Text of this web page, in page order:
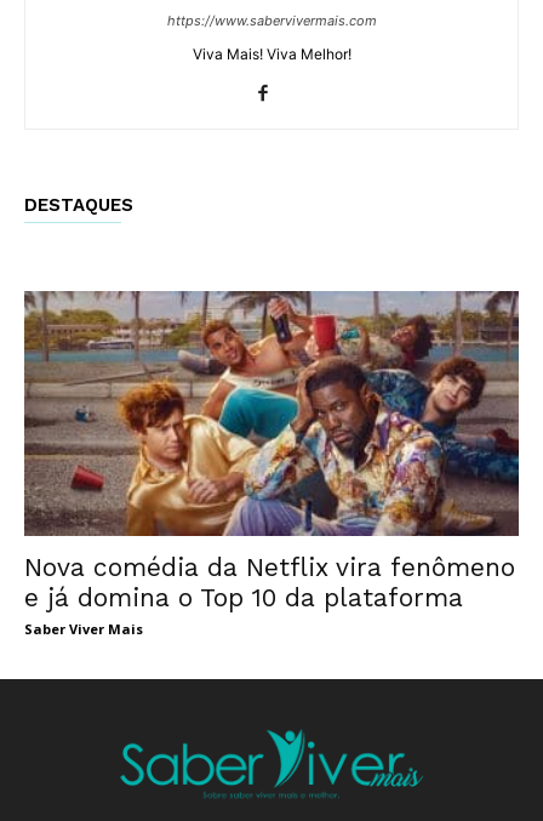
https://www.sabervivermais.com
Viva Mais! Viva Melhor!
DESTAQUES
Nova comédia da Netflix vira fenômeno
e já domina o Top 10 da plataforma
Saber Viver Mais